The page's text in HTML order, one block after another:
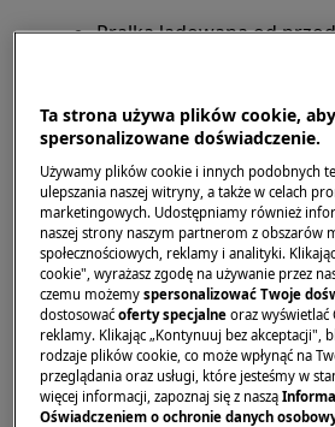
Pralka ładowana od
Rozwiązanie
1. Kontakt się zBiurem Obsługi
Jeśli z pralki, pralko-suszarki
wydobywa się nieprzyjemny
należy natychmiast odłączyć
zasilającego z gniazdka.
Zapach ten może wskazywać
problem z urządzeniem, który
Ta strona używa plików cookie,
spersonalizowane doświadczenie.
Używamy plików cookie i innych podobnych
ulepszania naszej witryny, a także w celach
marketingowych. Udostępniamy również
naszej strony naszym partnerom z obszarów
społecznościowych, reklamy i analityki.
cookie", wyrażasz zgodę na używanie przez
czemu możemyspersonalizować Twoje
dostosowaćoferty specjalne oraz wyświetlać
reklamy. Klikając „Kontynuuj bez akceptacji",
rodzaje plików cookie, co może wpłynąć na
przeglądania oraz usługi, które jesteśmy w
więcej informacji, zapoznaj się z naszą
Oświadczeniem o ochronie danych